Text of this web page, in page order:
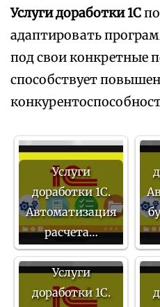
Услуги доработки 1С
адаптировать
под свои конкретные
способствует
Услуги
доработки 1С.
Автоматизация
расчета…
Услуги
доработки 1С.